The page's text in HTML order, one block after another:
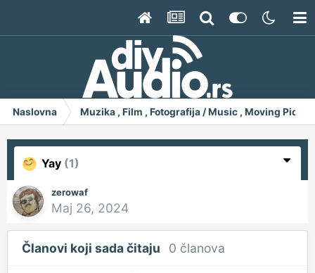
Naslovna Muzika , Film , Fotografija / Music , Moving
Yay (1)
zerowaf
Maj 26, 2024
Članovi koji sada čitaju 0 članova